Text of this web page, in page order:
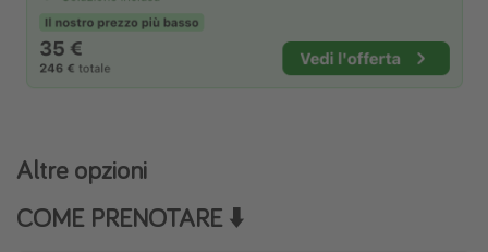
Altre opzioni
COME PRENOTARE ⬇️